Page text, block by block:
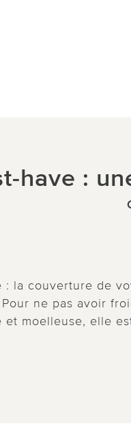
have :
: la couverture de
ne pas avoir
et moelleuse, elle